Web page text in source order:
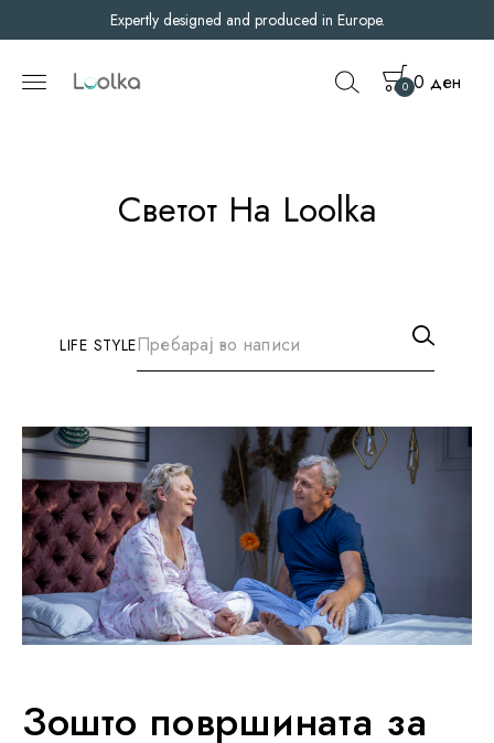
Expertly designed and produced in Europe.
0 ден
0
Светот На Loolka
LIFE STYLE
Зошто површината за